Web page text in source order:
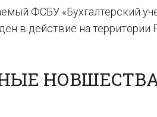
ФСБУ «Бухгалтерский
в действие на